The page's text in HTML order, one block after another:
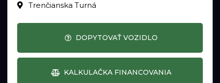
Trenčianska Turná
DOPYTOVAŤ VOZIDLO
KALKULAČKA FINANCOVANIA